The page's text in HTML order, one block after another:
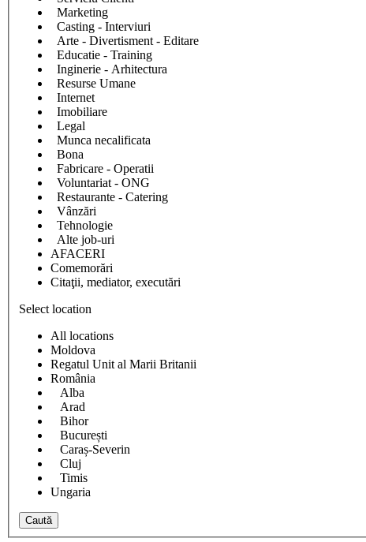
Marketing
Casting - Interviuri
Arte - Divertisment - Editare
Educatie - Training
Inginerie - Arhitectura
Resurse Umane
Internet
Imobiliare
Legal
Munca necalificata
Bona
Fabricare - Operatii
Voluntariat - ONG
Restaurante - Catering
Vânzări
Tehnologie
Alte job-uri
AFACERI
Comemorări
Citaţii, mediator, executări
Select location
All locations
Moldova
Regatul Unit al Marii Britanii
România
Alba
Arad
Bihor
București
Caraș-Severin
Cluj
Timis
Ungaria
Caută